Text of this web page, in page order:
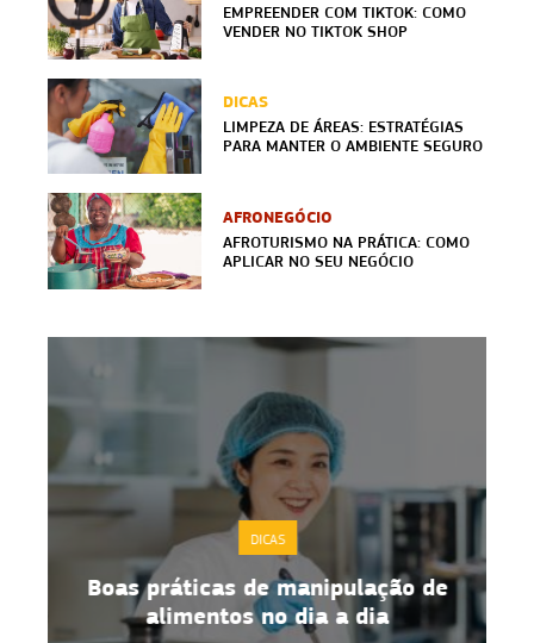
EMPREENDER COM TIKTOK: COMO
VENDER NO TIKTOK SHOP
DICAS
LIMPEZA DE ÁREAS: ESTRATÉGIAS
PARA MANTER O AMBIENTE SEGURO
AFRONEGÓCIO
AFROTURISMO NA PRÁTICA: COMO
APLICAR NO SEU NEGÓCIO
DICAS
Boas práticas de manipulação de
alimentos no dia a dia